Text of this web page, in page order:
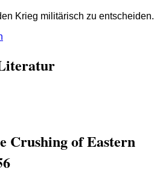
Krieg militärisch zu entscheiden.
Crushing of Eastern